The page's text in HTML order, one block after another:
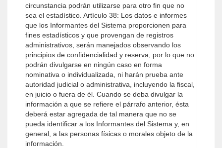
circunstancia podrán utilizarse para otro fin que no
sea el estadístico. Artículo 38: Los datos e informes
que los Informantes del Sistema proporcionen para
fines estadísticos y que provengan de registros
administrativos, serán manejados observando los
principios de confidencialidad y reserva, por lo que no
podrán divulgarse en ningún caso en forma
nominativa o individualizada, ni harán prueba ante
autoridad judicial o administrativa, incluyendo la fiscal,
en juicio o fuera de él. Cuando se deba divulgar la
información a que se refiere el párrafo anterior, ésta
deberá estar agregada de tal manera que no se
pueda identificar a los Informantes del Sistema y, en
general, a las personas físicas o morales objeto de la
información.